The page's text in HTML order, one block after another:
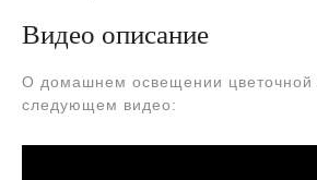
Видео описание
О домашнем освещении цветочной
следующем видео: